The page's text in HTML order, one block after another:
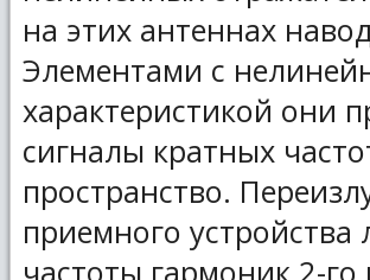
на этих антеннах
Элементами с
характеристикой они
сигналы кратных
пространство.
приемного устройства
частоты гармоник 2-